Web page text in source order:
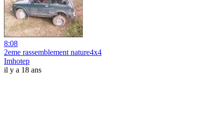
8:08
2eme rassemblement nature4x4
Imhotep
il y a 18 ans